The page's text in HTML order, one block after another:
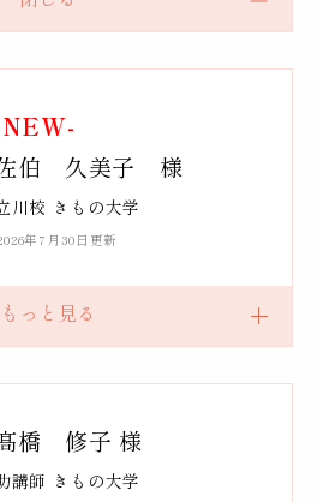
伯 久美子 様
川校 きもの大学
年7月30日更新
橋 修子 様
講師 きもの大学